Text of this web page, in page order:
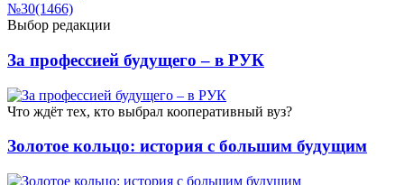
№30(1466)
Выбор редакции
За профессией будущего – в РУК
Что ждёт тех, кто выбрал кооперативный вуз?
Золотое кольцо: история с большим будущим